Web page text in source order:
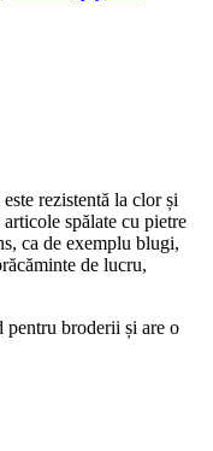
rezistentă la clor și
spălate cu pietre
ca de exemplu blugi,
de lucru,
broderii și are o